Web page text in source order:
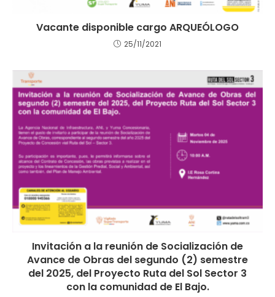
Vacante disponible cargo ARQUEÓLOGO
25/11/2021
Invitación a la reunión de Socialización de
Avance de Obras del segundo (2) semestre
del 2025, del Proyecto Ruta del Sol Sector 3
con la comunidad de El Bajo.